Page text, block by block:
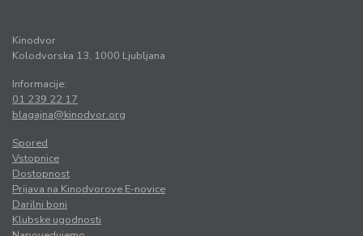
Kinodvor
Kolodvorska 13, 1000 Ljubljana
Informacije:
01 239 22 17
blagajna@kinodvor.org
Spored
Vstopnice
Dostopnost
Prijava na Kinodvorove E-novice
Darilni boni
Klubske ugodnosti